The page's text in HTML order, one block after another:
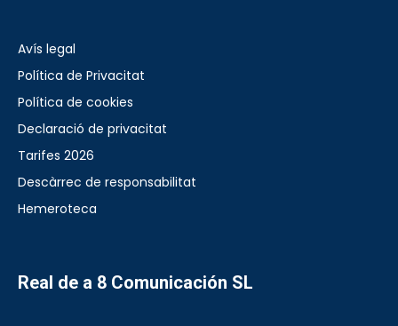
Avís legal
Política de Privacitat
Política de cookies
Declaració de privacitat
Tarifes 2026
Descàrrec de responsabilitat
Hemeroteca
Real de a 8 Comunicación SL